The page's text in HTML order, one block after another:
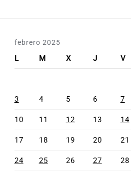
febrero 2025
L M X J V
3 4 5 6 7
10 11 12 13 14
17 18 19 20 21
24 25 26 27 28